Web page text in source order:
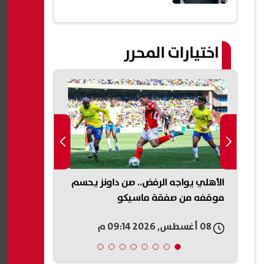
اختيارات المحرر
الأهلي يواجه الرفض.. صن داونز يحسم
موقفه من صفقة ماسيكو